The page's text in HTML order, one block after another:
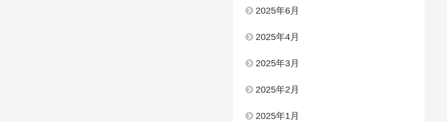
2025年6月
2025年4月
2025年3月
2025年2月
2025年1月